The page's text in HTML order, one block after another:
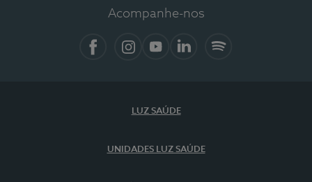
Acompanhe-nos
LUZ SAÚDE
UNIDADES LUZ SAÚDE